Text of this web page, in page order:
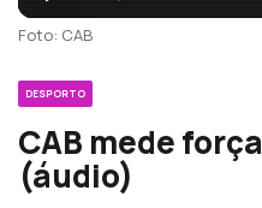
Foto: CAB
DESPORTO
CAB mede
(áudio)